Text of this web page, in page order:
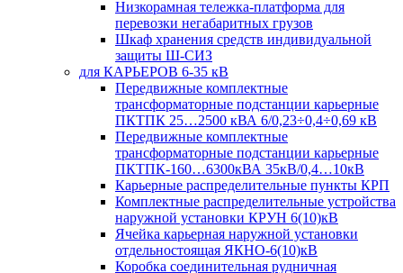
Низкорамная тележка-платформа для
перевозки негабаритных грузов
Шкаф хранения средств индивидуальной
защиты Ш-СИЗ
для КАРЬЕРОВ 6-35 кВ
Передвижные комплектные
трансформаторные подстанции карьерные
ПКТПК 25…2500 кВА 6/0,23÷0,4÷0,69 кВ
Передвижные комплектные
трансформаторные подстанции карьерные
ПКТПК-160…6300кВА 35кВ/0,4…10кВ
Карьерные распределительные пункты КРП
Комплектные распределительные устройства
наружной установки КРУН 6(10)кВ
Ячейка карьерная наружной установки
отдельностоящая ЯКНО-6(10)кВ
Коробка соединительная рудничная